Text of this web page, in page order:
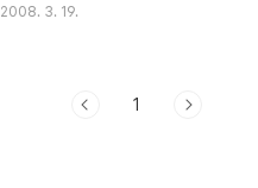
더 있다. 소형기기를 이용해 맥주를 직접 뽑
2008. 3. 19.
1